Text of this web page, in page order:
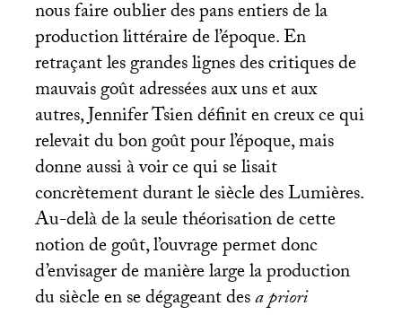
nous faire oublier des pans entiers de la
production littéraire de l’époque. En
retraçant les grandes lignes des critiques de
mauvais goût adressées aux uns et aux
autres, Jennifer Tsien définit en creux ce qui
relevait du bon goût pour l’époque, mais
donne aussi à voir ce qui se lisait
concrètement durant le siècle des Lumières.
Au-delà de la seule théorisation de cette
notion de goût, l’ouvrage permet donc
d’envisager de manière large la production
du siècle en se dégageant desa priori